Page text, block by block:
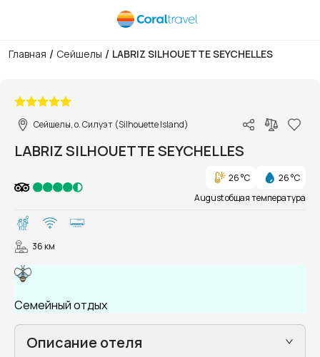
Главная / Сейшелы / LABRIZ SILHOUETTE SEYCHELLES
Сейшелы, о. Силуэт (Silhouette Island)
LABRIZ SILHOUETTE SEYCHELLES
26 °C
26 °C
August общая температура
36 км
Семейный отдых
Описание отеля